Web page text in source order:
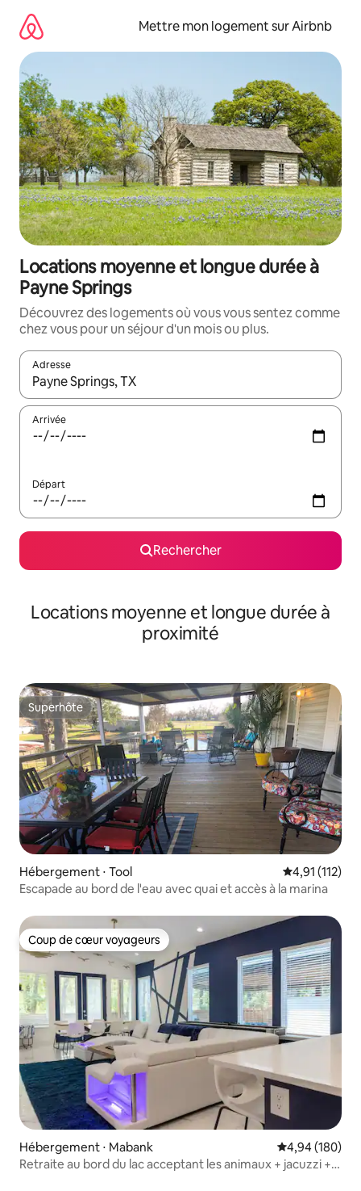
directement
contenu
Mettre mon logement sur Airbnb
Locations moyenne et longue durée à
Payne Springs
Découvrez des logements où vous vous sentez comme
chez vous pour un séjour d'un mois ou plus.
Adresse
Lorsque les résultats s'affichent, utilisez les flèches vers le
Arrivée
Départ
Rechercher
Locations moyenne et longue durée à
proximité
Superhôte
Superhôte
Hébergement ⋅ Tool Évaluation
4,91 (112)
Escapade au bord de l'eau avec quai et accès à la marina
Coup de cœur voyageurs
Coup de cœur voyageurs
Hébergement ⋅ Mabank Évaluation
4,94 (180)
Retraite au bord du lac acceptant les animaux + jacuzzi +